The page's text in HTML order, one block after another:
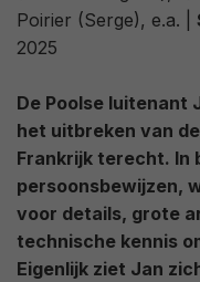
Poirier (Serge), e.a. |
2025
De Poolse luitenant
het uitbreken van
Frankrijk terecht. In
persoonsbewijzen,
voor details, grote
technische kennis
Eigenlijk ziet Jan